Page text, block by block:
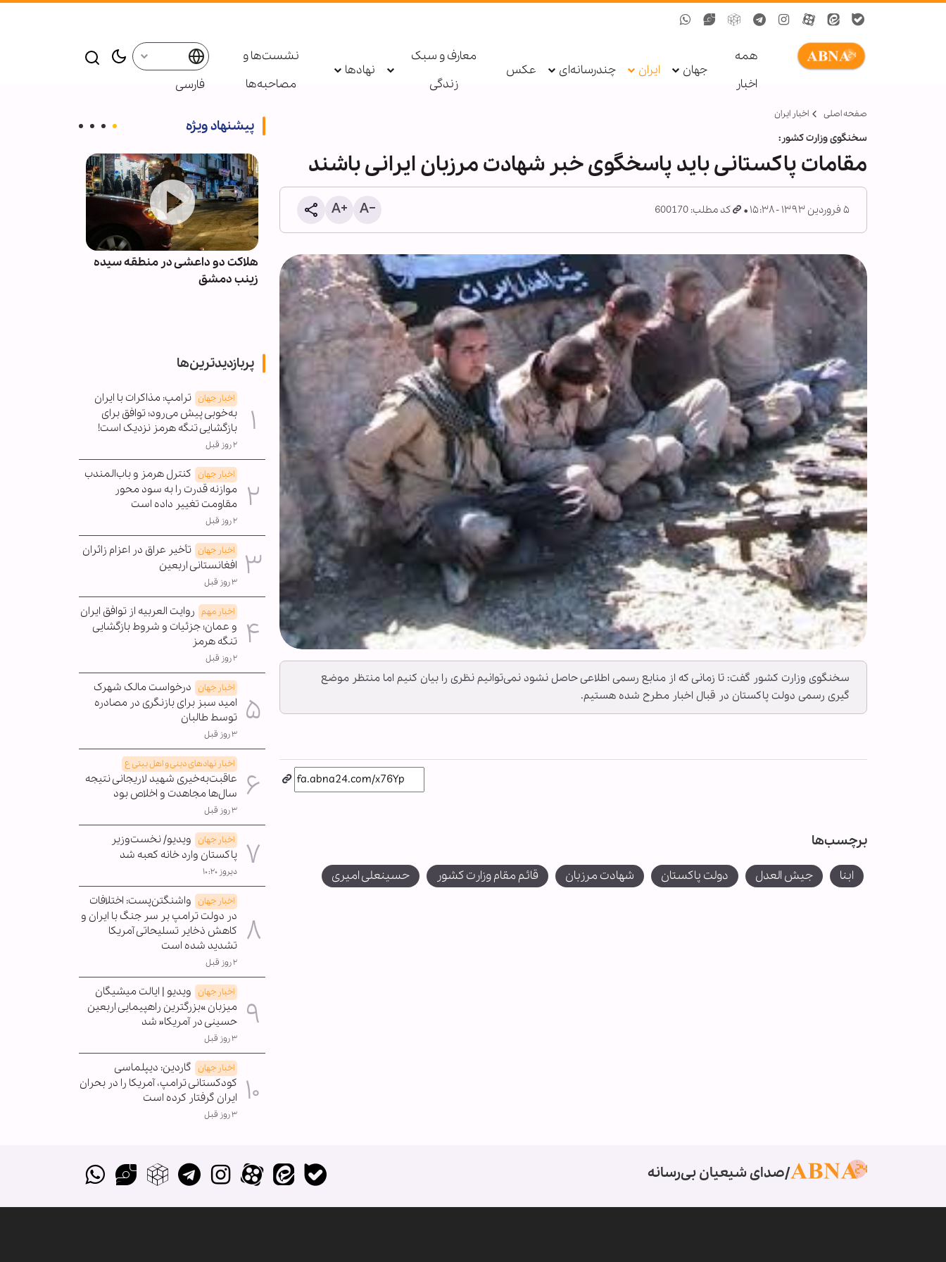
همه
اخبار
جهان ایران چندرسانه‌ای عکس
معارف و سبک
زندگی
نهادها
نشست‌ها و
مصاحبه‌ها
فارسی
صفحه اصلی اخبار ایران
سخنگوی وزارت کشور:
مقامات پاکستانی باید پاسخگوی خبر شهادت مرزبان ایرانی باشند
۵ فروردین ۱۳۹۳ - ۱۵:۳۸ کد مطلب: 600170
سخنگوی وزارت کشور گفت: تا زمانی که از منابع رسمی اطلاعی حاصل نشود نمی‌توانیم نظری را بیان کنیم اما منتظر موضع
گیری رسمی دولت پاکستان در قبال اخبار مطرح شده هستیم.
برچسب‌ها
ابنا جیش العدل دولت پاکستان شهادت مرزبان قائم مقام وزارت کشور حسینعلی امیری
پیشنهاد ویژه
شیخ علی الخطیب: دولت لبنان پس
از ناکامی مذاکرات، گفت‌وگو با
مقاومت را آغاز کند
هلاکت دو داعشی در منطقه سیده
زینب دمشق
پربازدیدترین‌ها
اخبار جهان ترامپ: مذاکرات با ایران
به‌خوبی پیش می‌رود؛ توافق برای
بازگشایی تنگه هرمز نزدیک است!
۲ روز قبل
اخبار جهان کنترل هرمز و باب‌المندب
موازنه قدرت را به سود محور
مقاومت تغییر داده است
۲ روز قبل
اخبار جهان تأخیر عراق در اعزام زائران
افغانستانی اربعین
۳ روز قبل
اخبار مهم روایت العربیه از توافق ایران
و عمان؛ جزئیات و شروط بازگشایی
تنگه هرمز
۲ روز قبل
اخبار جهان درخواست مالک شهرک
امید سبز برای بازنگری در مصادره
توسط طالبان
۳ روز قبل
اخبار نهادهای دینی و اهل بیتی ع
عاقبت‌به‌خیری شهید لاریجانی نتیجه
سال‌ها مجاهدت و اخلاص بود
۳ روز قبل
اخبار جهان ویدیو/ نخست‌وزیر
پاکستان وارد خانه کعبه شد
دیروز ۱۰:۲۰
اخبار جهان واشنگتن‌پست: اختلافات
در دولت ترامپ بر سر جنگ با ایران و
کاهش ذخایر تسلیحاتی آمریکا
تشدید شده است
۲ روز قبل
اخبار جهان ویدیو | ایالت میشیگان
میزبان »بزرگترین راهپیمایی اربعین
حسینی در آمریکا« شد
۳ روز قبل
اخبار جهان گاردین: دیپلماسی
کودکستانی ترامپ، آمریکا را در بحران
ایران گرفتار کرده است
۳ روز قبل
صدای شیعیان بی‌رسانه